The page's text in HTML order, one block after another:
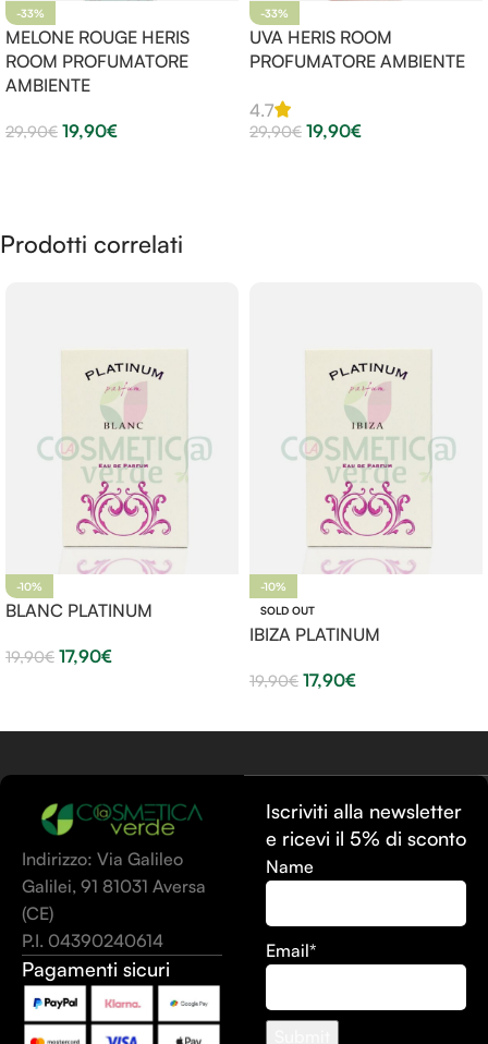
-33%
MELONE ROUGE HERIS
ROOM PROFUMATORE
AMBIENTE
29,90€ 19,90€
-33%
UVA HERIS ROOM
PROFUMATORE AMBIENTE
4.7
29,90€ 19,90€
Prodotti correlati
-10%
BLANC PLATINUM
19,90€ 17,90€
-10%
SOLD OUT
IBIZA PLATINUM
19,90€ 17,90€
Indirizzo: Via Galileo
Galilei, 91 81031 Aversa
(CE)
P.I. 04390240614
Pagamenti sicuri
Iscriviti alla newsletter
e ricevi il 5% di sconto
Name
Email*